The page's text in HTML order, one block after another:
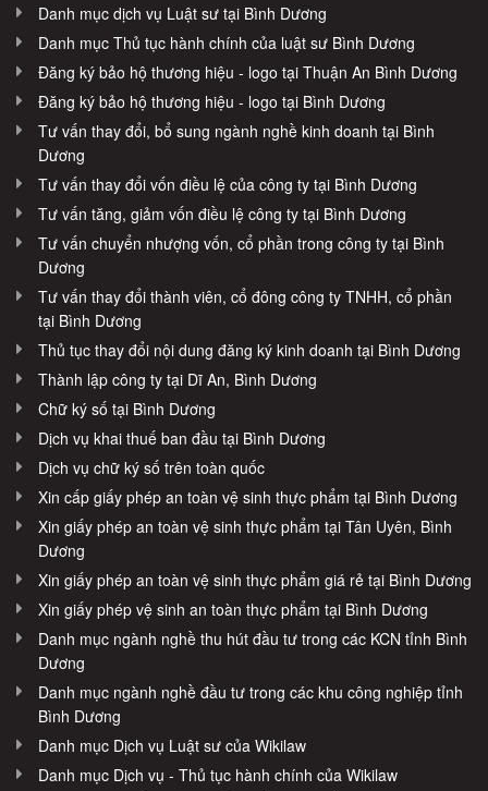
Danh mục dịch vụ Luật sư tại Bình Dương
Danh mục Thủ tục hành chính của luật sư Bình Dương
Đăng ký bảo hộ thương hiệu - logo tại Thuận An Bình Dương
Đăng ký bảo hộ thương hiệu - logo tại Bình Dương
Tư vấn thay đổi, bổ sung ngành nghề kinh doanh tại Bình
Dương
Tư vấn thay đổi vốn điều lệ của công ty tại Bình Dương
Tư vấn tăng, giảm vốn điều lệ công ty tại Bình Dương
Tư vấn chuyển nhượng vốn, cổ phần trong công ty tại Bình
Dương
Tư vấn thay đổi thành viên, cổ đông công ty TNHH, cổ phần
tại Bình Dương
Thủ tục thay đổi nội dung đăng ký kinh doanh tại Bình Dương
Thành lập công ty tại Dĩ An, Bình Dương
Chữ ký số tại Bình Dương
Dịch vụ khai thuế ban đầu tại Bình Dương
Dịch vụ chữ ký số trên toàn quốc
Xin cấp giấy phép an toàn vệ sinh thực phẩm tại Bình Dương
Xin giấy phép an toàn vệ sinh thực phẩm tại Tân Uyên, Bình
Dương
Xin giấy phép an toàn vệ sinh thực phẩm giá rẻ tại Bình Dương
Xin giấy phép vệ sinh an toàn thực phẩm tại Bình Dương
Danh mục ngành nghề thu hút đầu tư trong các KCN tỉnh Bình
Dương
Danh mục ngành nghề đầu tư trong các khu công nghiệp tỉnh
Bình Dương
Danh mục Dịch vụ Luật sư của Wikilaw
Danh mục Dịch vụ - Thủ tục hành chính của Wikilaw